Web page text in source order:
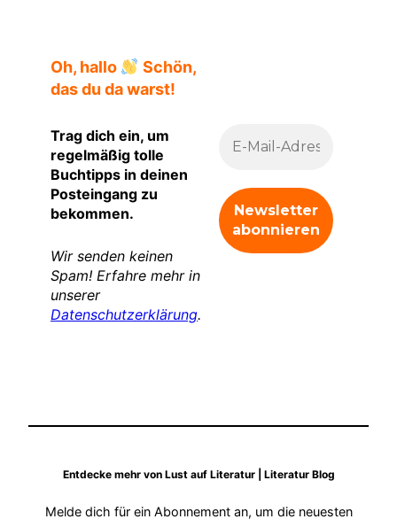
Oh, hallo
Schön,
das du da warst!
Trag dich ein, um
regelmäßig tolle
Buchtipps in deinen
Posteingang zu
bekommen.
Wir senden keinen
Spam! Erfahre mehr in
unserer
Datenschutzerklärung.
Entdecke mehr von Lust auf Literatur | Literatur Blog
Melde dich für ein Abonnement an, um die neuesten